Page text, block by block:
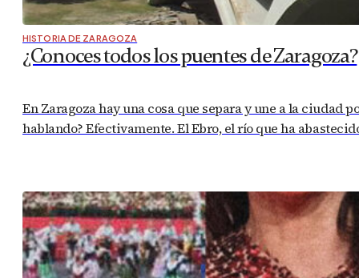
HISTORIA DE ZARAGOZA
¿Conoces todos los puentes de Zaragoza?
En Zaragoza hay una cosa que separa y une a la ciudad
hablando? Efectivamente. El Ebro, el río que ha